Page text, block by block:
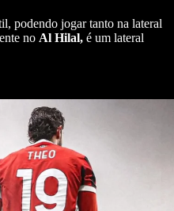
podendo jogar tanto na lateral
no Al Hilal, é um lateral